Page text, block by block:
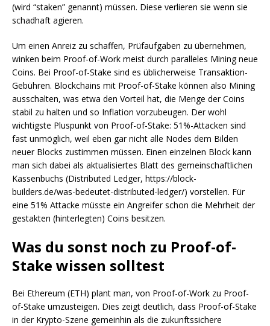
(wird “staken” genannt) müssen. Diese verlieren sie wenn sie
schadhaft agieren.
Um einen Anreiz zu schaffen, Prüfaufgaben zu übernehmen,
winken beim Proof-of-Work meist durch paralleles Mining neue
Coins. Bei Proof-of-Stake sind es üblicherweise Transaktion-
Gebühren. Blockchains mit Proof-of-Stake können also Mining
ausschalten, was etwa den Vorteil hat, die Menge der Coins
stabil zu halten und so Inflation vorzubeugen. Der wohl
wichtigste Pluspunkt von Proof-of-Stake: 51%-Attacken sind
fast unmöglich, weil eben gar nicht alle Nodes dem Bilden
neuer Blocks zustimmen müssen. Einen einzelnen Block kann
man sich dabei als aktualisiertes Blatt des gemeinschaftlichen
Kassenbuchs (Distributed Ledger, https://block-
builders.de/was-bedeutet-distributed-ledger/) vorstellen. Für
eine 51% Attacke müsste ein Angreifer schon die Mehrheit der
gestakten (hinterlegten) Coins besitzen.
Was du sonst noch zu Proof-of-
Stake wissen solltest
Bei Ethereum (ETH) plant man, von Proof-of-Work zu Proof-
of-Stake umzusteigen. Dies zeigt deutlich, dass Proof-of-Stake
in der Krypto-Szene gemeinhin als die zukunftssichere